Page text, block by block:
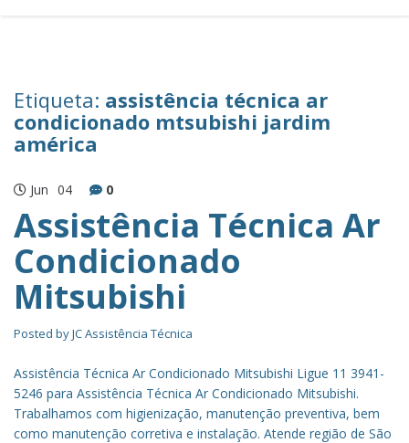
Etiqueta: assistência técnica ar
condicionado mtsubishi jardim
américa
Jun 04 0
Assistência Técnica Ar
Condicionado
Mitsubishi
Posted byJC Assistência Técnica
Assistência Técnica Ar Condicionado Mitsubishi Ligue 11 3941-
5246 para Assistência Técnica Ar Condicionado Mitsubishi.
Trabalhamos com higienização, manutenção preventiva, bem
como manutenção corretiva e instalação. Atende região de São